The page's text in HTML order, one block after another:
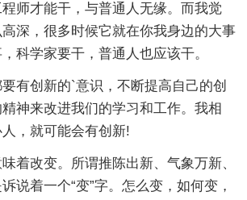
师才能干，与普通人无缘。而我觉
深，很多时候它就在你我身边的大事
科学家要干，普通人也应该干。
有创新的`意识，不断提高自己的创
神来改进我们的学习和工作。我相
，就可能会有创新!
着改变。所谓推陈出新、气象万新、
说着一个“变”字。怎么变，如何变，